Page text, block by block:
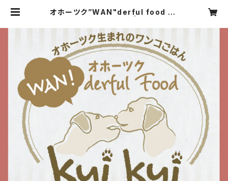
オホーツク”WAN"derful food ku